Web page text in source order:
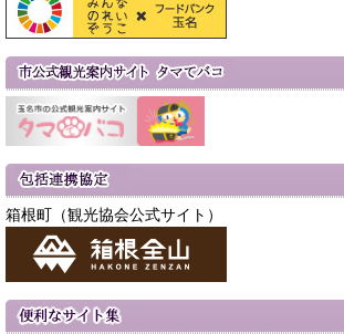
箱根町（観光協会公式サイト）